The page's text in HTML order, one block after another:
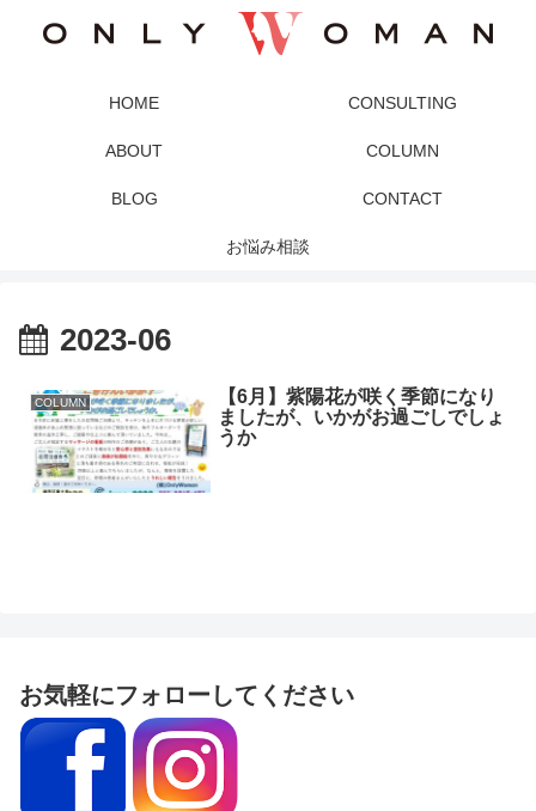
HOME CONSULTING
ABOUT COLUMN
BLOG CONTACT
お悩み相談
2023-06
COLUMN
【6月】紫陽花が咲く季節になり
ましたが、いかがお過ごしでしょ
うか
お気軽にフォローしてください